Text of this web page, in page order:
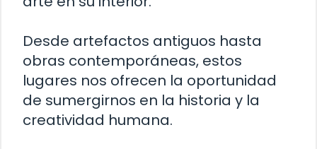
Desde artefactos antiguos hasta
obras contemporáneas, estos
lugares nos ofrecen la oportunidad
de sumergirnos en la historia y la
creatividad humana.